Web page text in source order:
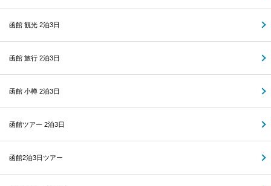
函館 観光 2泊3日
函館 旅行 2泊3日
函館 小樽 2泊3日
函館ツアー 2泊3日
函館2泊3日ツアー